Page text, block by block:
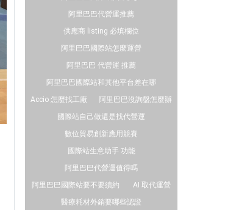
阿里巴巴代營運推薦
供應商 listing 必填欄位
阿里巴巴國際站怎麼運營
阿里巴巴 代營運 推薦
阿里巴巴國際站和其他平台差在哪
Accio 怎麼找工廠
阿里巴巴沒詢盤怎麼辦
國際站自己做還是找代營運
數位貿易創新應用競賽
國際站生意助手 功能
阿里巴巴代營運值得嗎
阿里巴巴國際站要不要續約
AI 取代運營
醫療耗材外銷要哪些認證